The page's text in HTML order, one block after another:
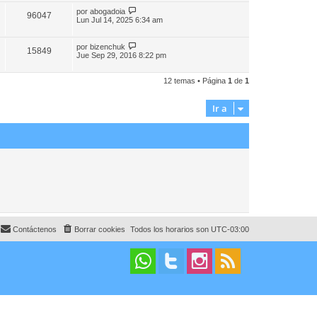
96047 por abogadoia
Lun Jul 14, 2025 6:34 am
15849 por bizenchuk
Jue Sep 29, 2016 8:22 pm
12 temas • Página 1 de 1
Ir a
Todos los horarios son UTC-03:00
Borrar cookies
Contáctenos